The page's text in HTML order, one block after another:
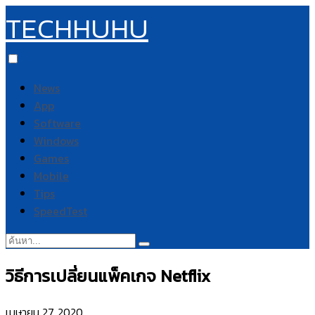
TECHHUHU
News
App
Software
Windows
Games
Mobile
Tips
SpeedTest
ค้นหา:
วิธีการเปลี่ยนแพ็คเกจ Netflix